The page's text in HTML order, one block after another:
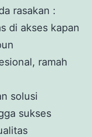
rasakan :
di akses kapan
ramah
solusi
sukses